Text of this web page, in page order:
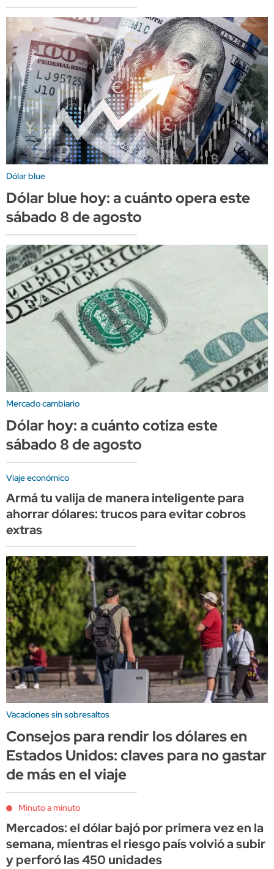
Dólar blue
Dólar blue hoy: a cuánto opera este
sábado 8 de agosto
Mercado cambiario
Dólar hoy: a cuánto cotiza este
sábado 8 de agosto
Viaje económico
Armá tu valija de manera inteligente para
ahorrar dólares: trucos para evitar cobros
extras
Vacaciones sin sobresaltos
Consejos para rendir los dólares en
Estados Unidos: claves para no gastar
de más en el viaje
Minuto a minuto
Mercados: el dólar bajó por primera vez en la
semana, mientras el riesgo país volvió a subir
y perforó las 450 unidades